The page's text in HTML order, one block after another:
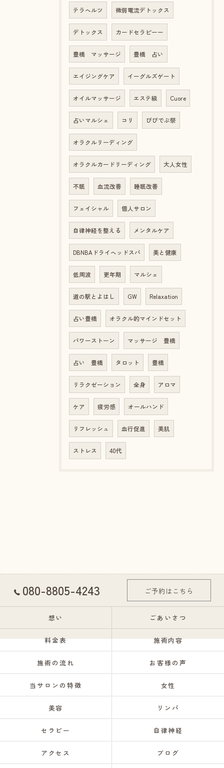
テラヘルツ 微弱電流デトックス
デトックス カードセラピーー
豊橋 マッサージ 豊橋 占い
エイジングケア イーグルズゲート
オイルマッサージ エステ級 Cuore
占いマルシェ コリ びびでぶ祭
オラクルリーディング
オラクルカードリーディング 大人女性
不眠 血流改善 睡眠改善
フェイシャル 個人サロン
自律神経を整える メンタルケア
DBNBAドライヘッドスパ 美と健康
低周波 更年期 マルシェ
道の駅とよはし GW Relaxation
占い豊橋 オラクル的マインドセット
パワーストーン マッサージ 豊橋
占い 豊橋 タロット 豊橋
リラクゼーション 全身 アロマ
ケア 疲労感 オールハンド
リフレッシュ 血行促進 美肌
ストレス 40代
080-8805-4243 ご予約はこちら
想い ごあいさつ
料金表 施術内容
施術の流れ お客様の声
当サロンの特徴 女性
美容 リンパ
セラピー 自律神経
アクセス ブログ